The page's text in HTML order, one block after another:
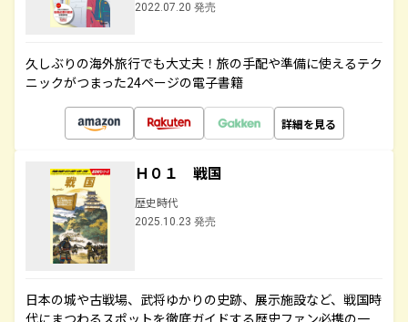
2022.07.20 発売
久しぶりの海外旅行でも大丈夫！旅の手配や準備に使えるテク
ニックがつまった24ページの電子書籍
詳細を見る
Ｈ０１ 戦国
歴史時代
2025.10.23 発売
日本の城や古戦場、武将ゆかりの史跡、展示施設など、戦国時
代にまつわるスポットを徹底ガイドする歴史ファン必携の一